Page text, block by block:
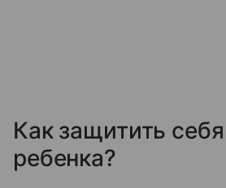
Как защитить
ребенка?